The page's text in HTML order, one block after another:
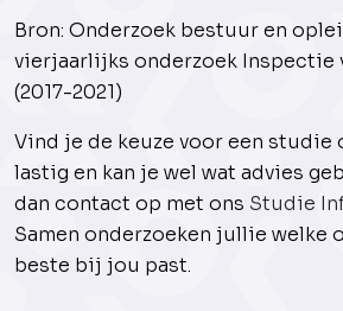
Bron: Onderzoek bestuur en
vierjaarlijks onderzoek Inspectie
(2017-2021)
Vind je de keuze voor een studie
lastig en kan je wel wat advies
dan contact op met ons Studie
Samen onderzoeken jullie welke
beste bij jou past.